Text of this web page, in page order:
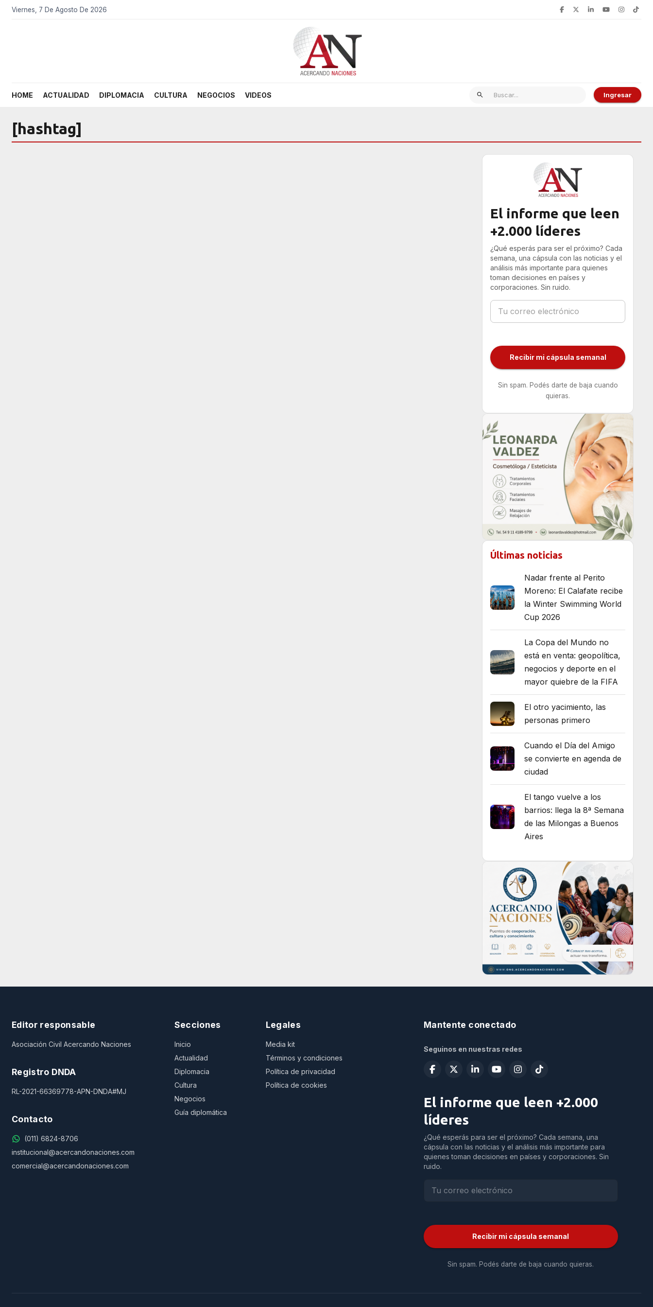
Viernes, 7 De Agosto De 2026
HOME ACTUALIDAD DIPLOMACIA CULTURA NEGOCIOS VIDEOS Ingresar
[hashtag]
El informe que leen
+2.000 líderes
¿Qué esperás para ser el próximo? Cada
semana, una cápsula con las noticias y el
análisis más importante para quienes
toman decisiones en países y
corporaciones. Sin ruido.
Recibir mi cápsula semanal
Sin spam. Podés darte de baja cuando
quieras.
Últimas noticias
Nadar frente al Perito
Moreno: El Calafate recibe
la Winter Swimming World
Cup 2026
La Copa del Mundo no
está en venta: geopolítica,
negocios y deporte en el
mayor quiebre de la FIFA
El otro yacimiento, las
personas primero
Cuando el Día del Amigo
se convierte en agenda de
ciudad
El tango vuelve a los
barrios: llega la 8ª Semana
de las Milongas a Buenos
Aires
Editor responsable
Asociación Civil Acercando Naciones
Registro DNDA
RL-2021-66369778-APN-DNDA#MJ
Contacto
(011) 6824-8706
institucional@acercandonaciones.com
comercial@acercandonaciones.com
Secciones
Inicio
Actualidad
Diplomacia
Cultura
Negocios
Guía diplomática
Legales
Media kit
Términos y condiciones
Política de privacidad
Política de cookies
Mantente conectado
Seguinos en nuestras redes
El informe que leen +2.000
líderes
¿Qué esperás para ser el próximo? Cada semana, una
cápsula con las noticias y el análisis más importante para
quienes toman decisiones en países y corporaciones. Sin
ruido.
Recibir mi cápsula semanal
Sin spam. Podés darte de baja cuando quieras.